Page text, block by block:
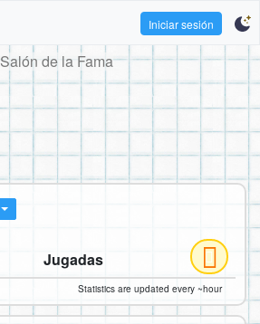
Iniciar sesión
Salón de la Fama
Jugadas
Statistics are updated every ~hour